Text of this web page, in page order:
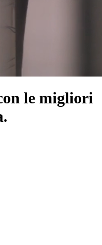
le migliori